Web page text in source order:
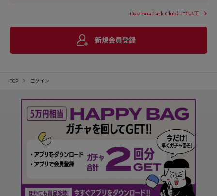
Daytona Park Clubについて
新規会員登録
TOP ログイン